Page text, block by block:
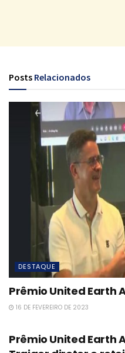
Posts Relacionados
DESTAQUE
Prêmio United Earth
16 DE FEVEREIRO DE 2023
Prêmio United Earth